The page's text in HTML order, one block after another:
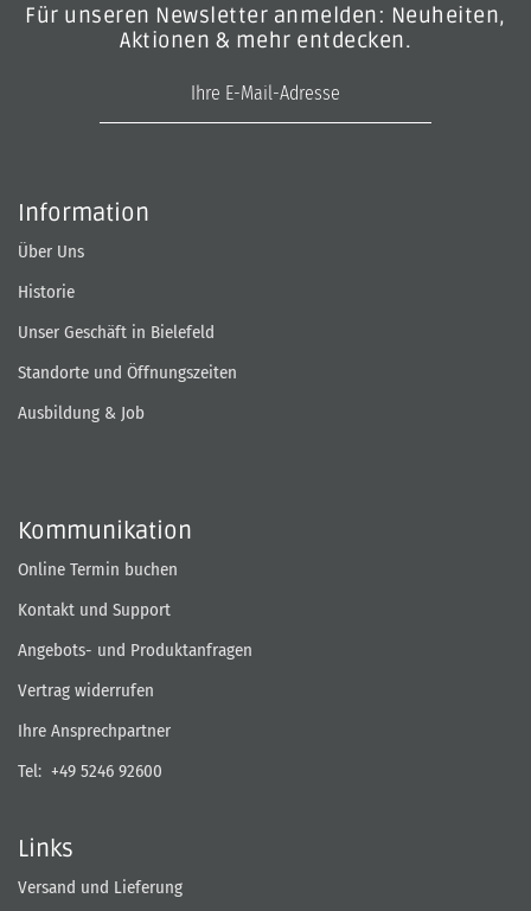
Für unseren Newsletter anmelden: Neuheiten,
Aktionen & mehr entdecken.
Information
Über Uns
Historie
Unser Geschäft in Bielefeld
Standorte und Öffnungszeiten
Ausbildung & Job
Kommunikation
Online Termin buchen
Kontakt und Support
Angebots- und Produktanfragen
Vertrag widerrufen
Ihre Ansprechpartner
Tel: +49 5246 92600
Links
Versand und Lieferung